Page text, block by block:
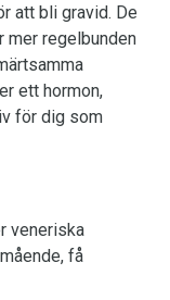
att bli gravid. De
mer regelbunden
ett hormon,
för dig som
veneriska
få